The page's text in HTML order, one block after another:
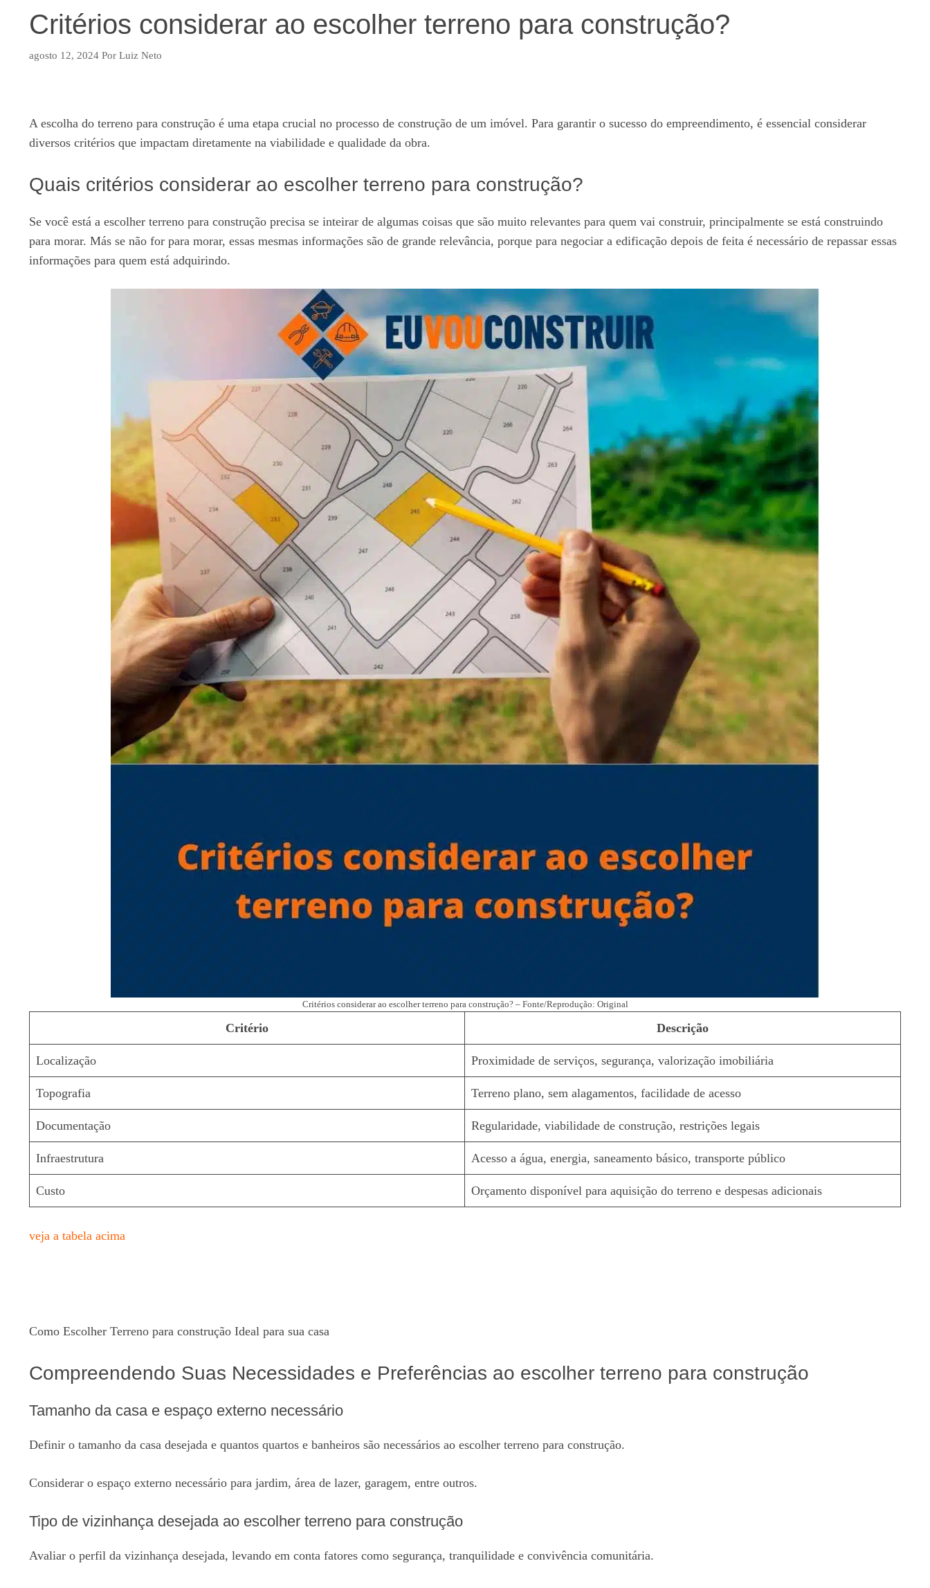
Critérios considerar ao escolher terreno para construção?
agosto 12, 2024 Por Luiz Neto
A escolha do terreno para construção é uma etapa crucial no processo de construção de um imóvel. Para garantir o sucesso do empreendimento, é essencial considerar
diversos critérios que impactam diretamente na viabilidade e qualidade da obra.
Quais critérios considerar ao escolher terreno para construção?
Se você está a escolher terreno para construção precisa se inteirar de algumas coisas que são muito relevantes para quem vai construir, principalmente se está construindo
para morar. Más se não for para morar, essas mesmas informações são de grande relevância, porque para negociar a edificação depois de feita é necessário de repassar essas
informações para quem está adquirindo.
Critérios considerar ao escolher terreno para construção? – Fonte/Reprodução: Original
Critério Descrição
Localização Proximidade de serviços, segurança, valorização imobiliária
Topografia Terreno plano, sem alagamentos, facilidade de acesso
Documentação Regularidade, viabilidade de construção, restrições legais
Infraestrutura Acesso a água, energia, saneamento básico, transporte público
Custo Orçamento disponível para aquisição do terreno e despesas adicionais
veja a tabela acima
Como Escolher Terreno para construção Ideal para sua casa
Compreendendo Suas Necessidades e Preferências ao escolher terreno para construção
Tamanho da casa e espaço externo necessário
Definir o tamanho da casa desejada e quantos quartos e banheiros são necessários ao escolher terreno para construção.
Considerar o espaço externo necessário para jardim, área de lazer, garagem, entre outros.
Tipo de vizinhança desejada ao escolher terreno para construção
Avaliar o perfil da vizinhança desejada, levando em conta fatores como segurança, tranquilidade e convivência comunitária.